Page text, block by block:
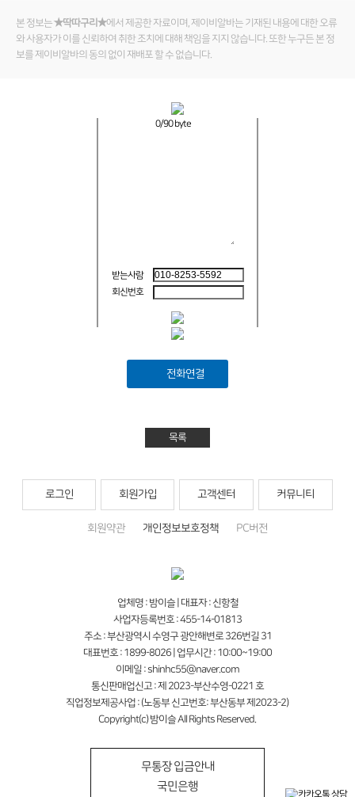
본 정보는★딱따구리★에서 제공한 자료이며, 제이비알바는 기재된 내용에 대한 오류
와 사용자가 이를 신뢰하여 취한 조치에 대해 책임을 지지 않습니다. 또한 누구든 본 정
보를 제이비알바의 동의 없이 재배포 할 수 없습니다.
0/90 byte
받는사람
회신번호
전화연결
목록
로그인 회원가입 고객센터 커뮤니티
회원약관 개인정보보호정책 PC버전
업체명 : 밤이슬 | 대표자 : 신항철
사업자등록번호 : 455-14-01813
주소 : 부산광역시 수영구 광안해변로 326번길 31
대표번호 : 1899-8026 | 업무시간 : 10:00~19:00
이메일 : shinhc55@naver.com
통신판매업신고 : 제 2023-부산수영-0221 호
직업정보제공사업 : (노동부 신고번호: 부산동부 제2023-2)
Copyright(c) 밤이슬 All Rights Reserved.
무통장 입금안내
국민은행